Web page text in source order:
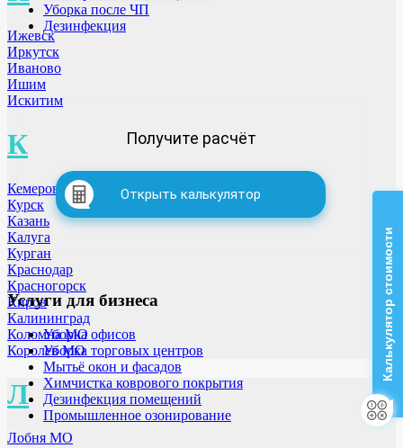
Ижевск
Иркутск
Иваново
Ишим
Искитим
К
Кемерово
Курск
Казань
Калуга
Курган
Краснодар
Красногорск
Киров
Калининград
Коломна МО
Королев МО
Л
Лобня МО
Уборка после ЧП
Дезинфекция
Получите расчёт
Открыть калькулятор
Услуги для бизнеса
Уборка офисов
Уборка торговых центров
Мытьё окон и фасадов
Химчистка коврового покрытия
Дезинфекция помещений
Промышленное озонирование
Калькулятор стоимости